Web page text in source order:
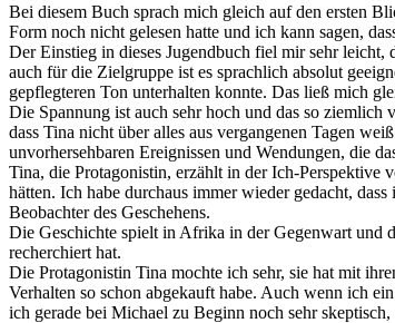
Bei diesem Buch sprach mich gleich auf den ersten
Form noch nicht gelesen hatte und ich kann sagen,
Der Einstieg in dieses Jugendbuch fiel mir sehr
auch für die Zielgruppe ist es sprachlich absolut
gepflegteren Ton unterhalten konnte. Das ließ mich
Die Spannung ist auch sehr hoch und das so
dass Tina nicht über alles aus vergangenen Tagen
unvorhersehbaren Ereignissen und Wendungen, die
Tina, die Protagonistin, erzählt in der Ich-Perspektive
hätten. Ich habe durchaus immer wieder gedacht,
Beobachter des Geschehens.
Die Geschichte spielt in Afrika in der Gegenwart und
recherchiert hat.
Die Protagonistin Tina mochte ich sehr, sie hat mit
Verhalten so schon abgekauft habe. Auch wenn ich
ich gerade bei Michael zu Beginn noch sehr